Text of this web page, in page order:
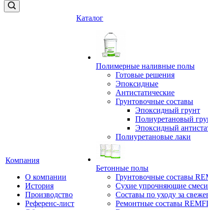
Компания
О компании
История
Производство
Референс-лист
Каталог
Полимерные наливные полы
Готовые решения
Эпоксидные
Антистатические
Грунтовочные составы
Эпоксидный грунт
Полиуретановый
Эпоксидный
Полиуретановые лаки
Бетонные полы
Грунтовочные составы
Сухие упрочняющие
Составы по уходу за
Ремонтные составы